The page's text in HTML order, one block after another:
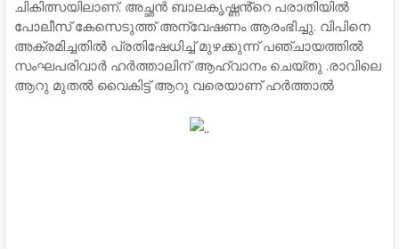
ചികിത്സയിലാണ്. അച്ഛൻ ബാലകൃഷ്ണൻ്റെ പരാതിയിൽ
പോലീസ് കേസെടുത്ത് അന്വേഷണം ആരംഭിച്ചു. വിപിനെ
അക്രമിച്ചതിൽ പ്രതിഷേധിച്ച് മുഴക്കുന്ന് പഞ്ചായത്തിൽ
സംഘപരിവാർ ഹർത്താലിന് ആഹ്വാനം ചെയ്തു .രാവിലെ
ആറു മുതൽ വൈകിട്ട് ആറു വരെയാണ് ഹർത്താൽ